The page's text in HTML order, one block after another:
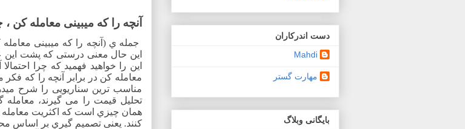
آنچه را که میبینی معامله کن
جمله ي (آنچه را که میبینی
این حال معنی درستی که پشت این
این را خواهید فهمید که چرا
معامله کن در برابر آنچه را که
مناسب ترین سناریویی را شرح
تحلیل قیمت را می گیرند، معامله
همان چیزي است که اکثریت معامله
کنند. یعنی تصمیم گیري بر اساس
دست اندرکاران
Mahdi
مهارت گستر
بايگانی وبلاگ